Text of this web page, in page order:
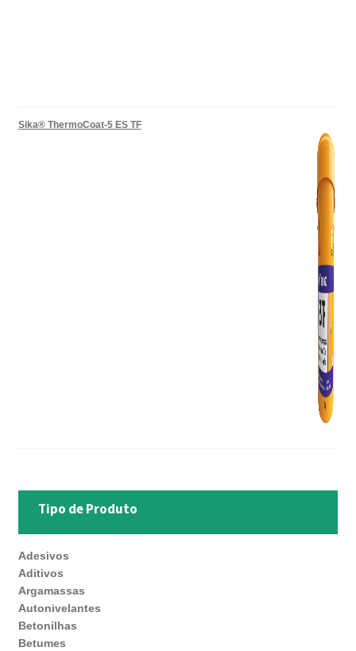
Sika® ThermoCoat-5 ES TF
Tipo de Produto
Adesivos
Aditivos
Argamassas
Autonivelantes
Betonilhas
Betumes